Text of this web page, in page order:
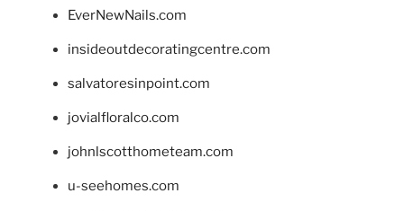
EverNewNails.com
insideoutdecoratingcentre.com
salvatoresinpoint.com
jovialfloralco.com
johnlscotthometeam.com
u-seehomes.com